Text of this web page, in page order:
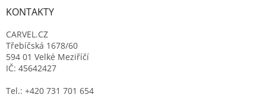
KONTAKTY
CARVEL.CZ
Třebíčská 1678/60
594 01 Velké Meziříčí
IČ: 45642427
Tel.: +420 731 701 654